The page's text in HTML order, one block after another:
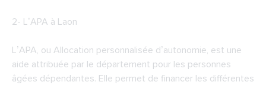
2- L’APA à Laon
L’APA, ou Allocation personnalisée d’autonomie, est une
aide attribuée par le département pour les personnes
âgées dépendantes. Elle permet de financer les différentes